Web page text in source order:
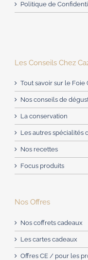
Politique de
Les Conseils Chez
Tout savoir sur le Foie
Nos conseils de
La conservation
Les autres spécialités
Nos recettes
Focus produits
Nos Offres
Nos coffrets cadeaux
Les cartes cadeaux
Offres CE / pour les